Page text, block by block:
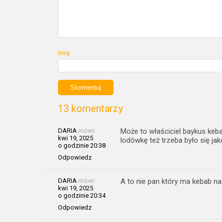
Imię
13 komentarzy
DARIA mówi:
kwi 19, 2025
o godzinie 20:38
Odpowiedz
Może to właściciel baykus
lodówkę też trzeba było się
DARIA mówi:
kwi 19, 2025
o godzinie 20:34
Odpowiedz
A to nie pan który ma kebab